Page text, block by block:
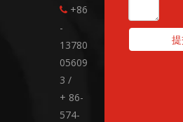
 +86
-
13780
05609
3 /
+ 86-
574-